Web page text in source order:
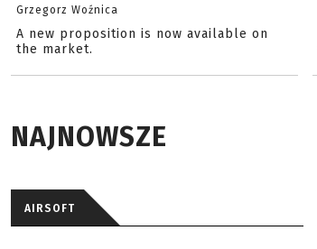
Grzegorz Woźnica
A new proposition is now available on
the market.
NAJNOWSZE
AIRSOFT